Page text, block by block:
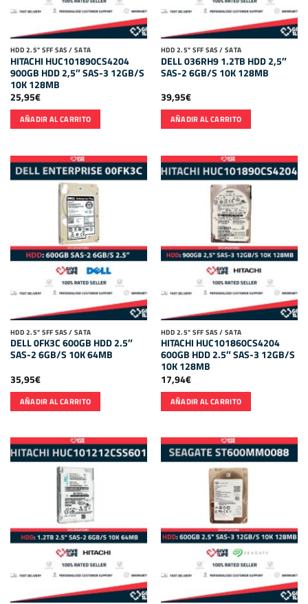
HDD 2.5" SFF SAS / SATA
HITACHI HUC101890CS4204
900GB HDD 2,5″ SAS-3 12GB/S
10K 128MB
25,95€
AÑADIR AL CARRITO
HDD 2.5" SFF SAS / SATA
DELL 036RH9 1.2TB HDD 2,5″
SAS-2 6GB/S 10K 128MB
39,95€
AÑADIR AL CARRITO
HDD 2.5" SFF SAS / SATA
DELL 0FK3C 600GB HDD 2.5″
SAS-2 6GB/S 10K 64MB
35,95€
AÑADIR AL CARRITO
HDD 2.5" SFF SAS / SATA
HITACHI HUC101860CS4204
600GB HDD 2.5″ SAS-3 12GB/S
10K 128MB
17,94€
AÑADIR AL CARRITO